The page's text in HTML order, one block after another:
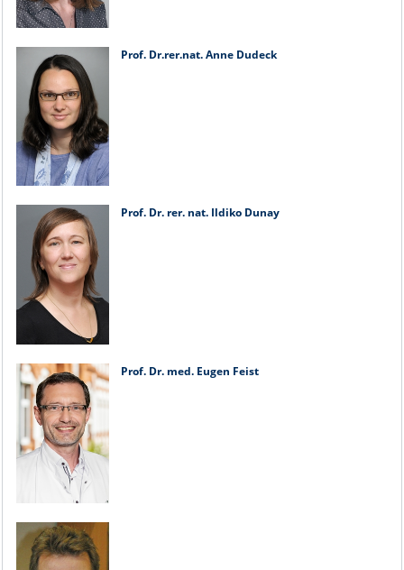
Prof. Dr.rer.nat. Anne Dudeck
Prof. Dr. rer. nat. Ildiko Dunay
Prof. Dr. med. Eugen Feist